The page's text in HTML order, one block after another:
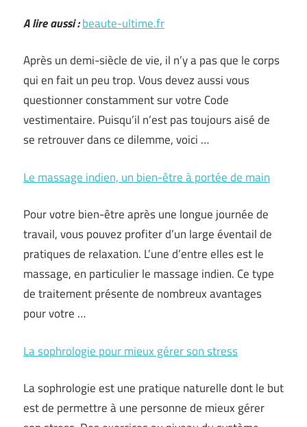
A lire aussi :beaute-ultime.fr
Après un demi-siècle de vie, il n’y a pas que le corps
qui en fait un peu trop. Vous devez aussi vous
questionner constamment sur votre Code
vestimentaire. Puisqu’il n’est pas toujours aisé de
se retrouver dans ce dilemme, voici …
Le massage indien, un bien-être à portée de main
Pour votre bien-être après une longue journée de
travail, vous pouvez profiter d’un large éventail de
pratiques de relaxation. L’une d’entre elles est le
massage, en particulier le massage indien. Ce type
de traitement présente de nombreux avantages
pour votre …
La sophrologie pour mieux gérer son stress
La sophrologie est une pratique naturelle dont le but
est de permettre à une personne de mieux gérer